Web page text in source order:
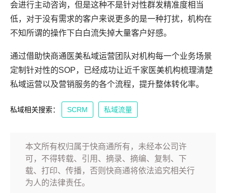
会进行主动咨询，但是这种不是针对性群发精准度相当
低，对于没有需求的客户来说更多的是一种打扰，机构在
不知所谓的操作下白白流失掉大量客户好感。
通过借助快商通医美私域运营团队对机构每一个业务场景
定制针对性的SOP，已经成功让近千家医美机构梳理清楚
私域运营以及营销服务的各个流程，提升整体转化率。
私域相关搜索： SCRM 私域流量
本文所有权归属于快商通所有，未经本公司许
可，不得转载、引用、摘录、摘编、复制、下
载、打印、传播，否则快商通将依法追究相关行
为人的法律责任。